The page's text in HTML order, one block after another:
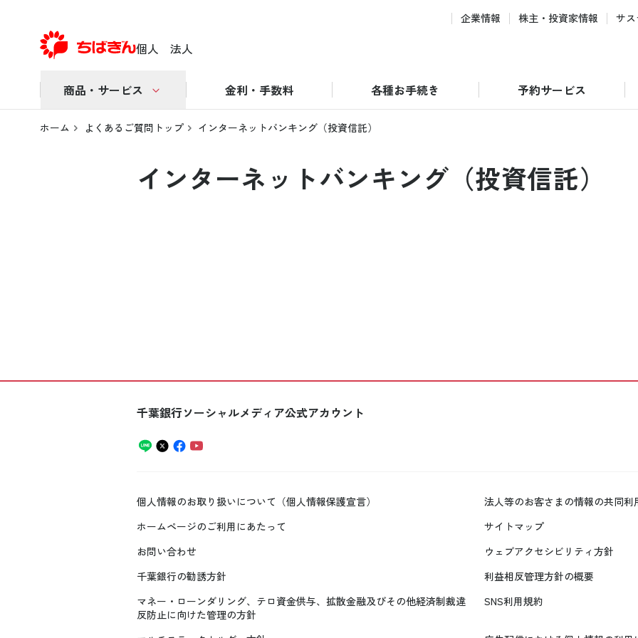
企業情報 株主・投資家情報 サス
個人 法人
商品・サービス 金利・手数料 各種お手続き 予約サービス
ホーム よくあるご質問トップ インターネットバンキング（投資信託）
インターネットバンキング（投資信託）
千葉銀行ソーシャルメディア公式アカウント
個人情報のお取り扱いについて（個人情報保護宣言）
法人等のお客さまの情報の共同利
ホームページのご利用にあたって
サイトマップ
お問い合わせ
ウェブアクセシビリティ方針
千葉銀行の勧誘方針
利益相反管理方針の概要
マネー・ローンダリング、テロ資金供与、拡散金融及びその他経済制裁違
反防止に向けた管理の方針
SNS利用規約